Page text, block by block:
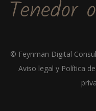
© Feynman Digital
Aviso legal y Política